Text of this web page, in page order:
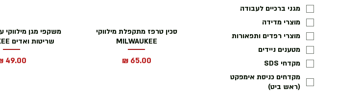
מגני ברכיים לעבודה
מוצרי מדידה
מוצרי רפדים ותפאורות
מטענים ניידים
מקדחי SDS
מקדחים כניסת אימפקט
(ראש ביט)
סכין טרפז מתקפלת מילווקי
MILWAUKEE
מחיר
משקפי מגן מילווקי
שריטות ואדים MILWAUKEE
מחיר